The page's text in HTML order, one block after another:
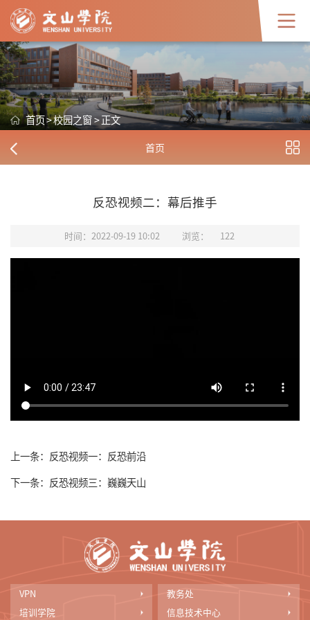
首页>校园之窗>正文
首页
反恐视频二：幕后推手
时间：2022-09-19 10:02 浏览： 122
上一条： 反恐视频一：反恐前沿
下一条： 反恐视频三：巍巍天山
VPN
教务处
培训学院
信息技术中心